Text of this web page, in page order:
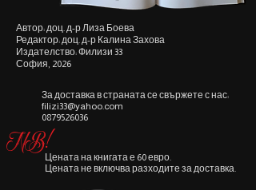
Автор: доц. д-р Лиза Боева
Редактор: доц. д-р Калина Захова
Издателство: Филизи 33
София, 2026
За доставка в страната се свържете с нас:
filizi33@yahoo.com
0879526036
NB!Цената на книгата е 60 евро.
Цената не включва разходите за доставка.